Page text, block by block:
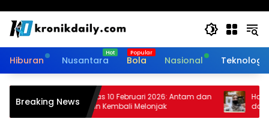
Hiburan Nusantara Bola Nasional Teknologi
Breaking News
Harga Emas 10 Februari 2026: Antam dan
Pegadaian Kembali Melonjak
Harga
dan